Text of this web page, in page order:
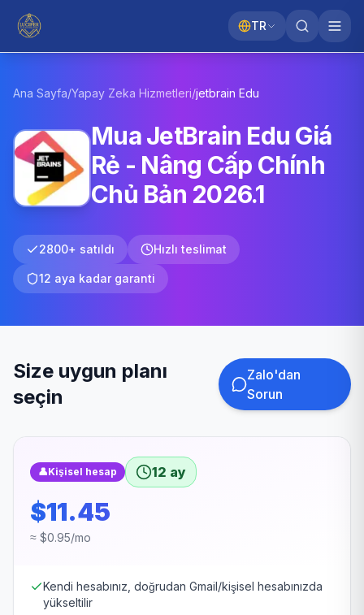
TR
Ana Sayfa/Yapay Zeka Hizmetleri/jetbrain Edu
Mua JetBrain Edu Giá
Rẻ - Nâng Cấp Chính
Chủ Bản 2026.1
2800+ satıldı Hızlı teslimat
12 aya kadar garanti
Size uygun planı
seçin
Zalo'dan
Sorun
👤Kişisel hesap 12 ay
$11.45
≈ $0.95/mo
Kendi hesabınız, doğrudan Gmail/kişisel hesabınızda
yükseltilir